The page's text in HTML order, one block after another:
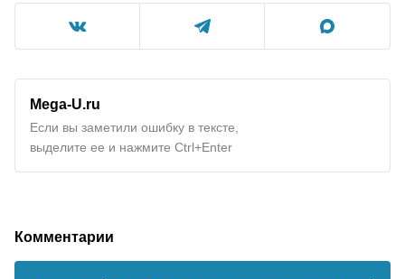
Mega-U.ru
Если вы заметили ошибку в тексте,
выделите ее и нажмите Ctrl+Enter
Комментарии